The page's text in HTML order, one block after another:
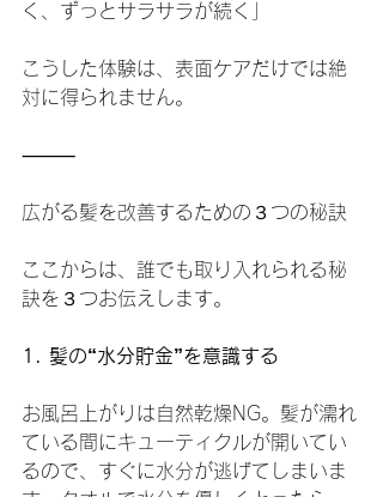
く、ずっとサラサラが続く」
こうした体験は、表面ケアだけでは絶
対に得られません。
⸻
広がる髪を改善するための３つの秘訣
ここからは、誰でも取り入れられる秘
訣を３つお伝えします。
1. 髪の“水分貯金”を意識する
お風呂上がりは自然乾燥NG。髪が濡れ
ている間にキューティクルが開いてい
るので、すぐに水分が逃げてしまいま